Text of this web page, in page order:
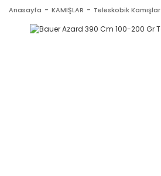
Anasayfa KAMIŞLAR Teleskobik Kamışlar